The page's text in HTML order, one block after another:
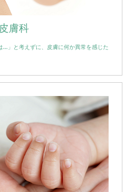
皮膚科
…」と考えずに、皮膚に何か異常を感じた